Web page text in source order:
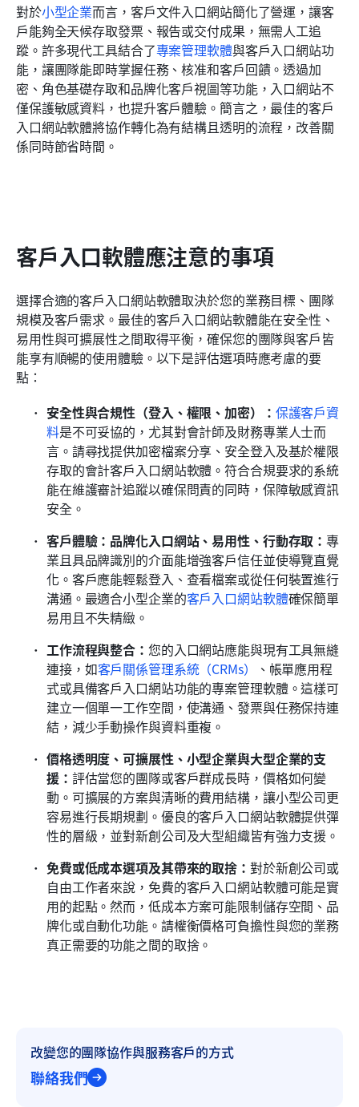
對於小型企業而言，客戶文件入口網站簡化了營運，讓客
戶能夠全天候存取發票、報告或交付成果，無需人工追
蹤。許多現代工具結合了專案管理軟體與客戶入口網站功
能，讓團隊能即時掌握任務、核准和客戶回饋。透過加
密、角色基礎存取和品牌化客戶視圖等功能，入口網站不
僅保護敏感資料，也提升客戶體驗。簡言之，最佳的客戶
入口網站軟體將協作轉化為有結構且透明的流程，改善關
係同時節省時間。
客戶入口軟體應注意的事項
選擇合適的客戶入口網站軟體取決於您的業務目標、團隊
規模及客戶需求。最佳的客戶入口網站軟體能在安全性、
易用性與可擴展性之間取得平衡，確保您的團隊與客戶皆
能享有順暢的使用體驗。以下是評估選項時應考慮的要
點：
安全性與合規性（登入、權限、加密）： 保護客戶資
料是不可妥協的，尤其對會計師及財務專業人士而
言。請尋找提供加密檔案分享、安全登入及基於權限
存取的會計客戶入口網站軟體。符合合規要求的系統
能在維護審計追蹤以確保問責的同時，保障敏感資訊
安全。
客戶體驗：品牌化入口網站、易用性、行動存取：專
業且具品牌識別的介面能增強客戶信任並使導覽直覺
化。客戶應能輕鬆登入、查看檔案或從任何裝置進行
溝通。最適合小型企業的客戶入口網站軟體確保簡單
易用且不失精緻。
工作流程與整合： 您的入口網站應能與現有工具無縫
連接，如客戶關係管理系統（CRMs）
、帳單應用程
式或具備客戶入口網站功能的專案管理軟體。這樣可
建立一個單一工作空間，使溝通、發票與任務保持連
結，減少手動操作與資料重複。
價格透明度、可擴展性、小型企業與大型企業的支
援： 評估當您的團隊或客戶群成長時，價格如何變
動。可擴展的方案與清晰的費用結構，讓小型公司更
容易進行長期規劃。優良的客戶入口網站軟體提供彈
性的層級，並對新創公司及大型組織皆有強力支援。
免費或低成本選項及其帶來的取捨： 對於新創公司或
自由工作者來說，免費的客戶入口網站軟體可能是實
用的起點。然而，低成本方案可能限制儲存空間、品
牌化或自動化功能。請權衡價格可負擔性與您的業務
真正需要的功能之間的取捨。
改變您的團隊協作與服務客戶的方式
聯絡我們